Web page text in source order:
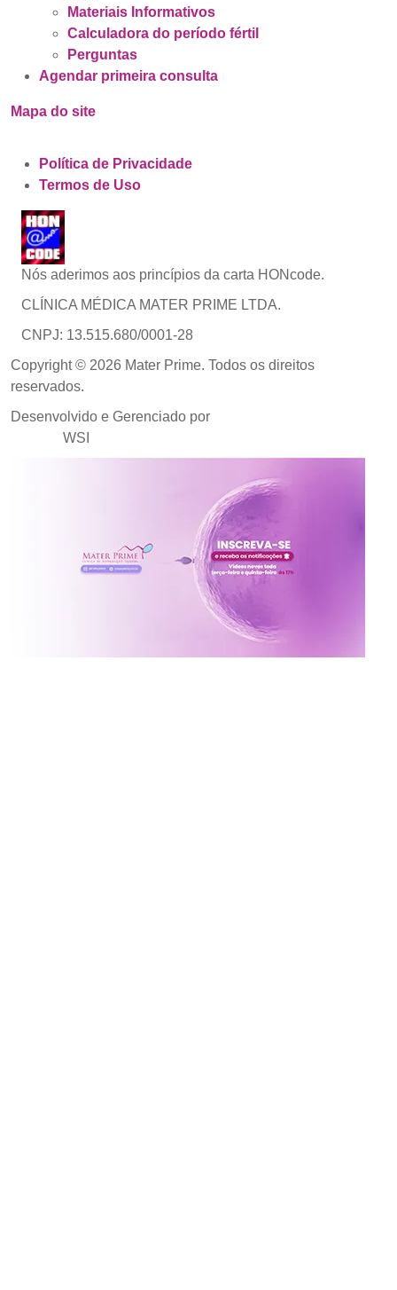
Materiais Informativos
Calculadora do período fértil
Perguntas
Agendar primeira consulta
Mapa do site
Política de Privacidade
Termos de Uso
Nós aderimos aos princípios da carta HONcode.
CLÍNICA MÉDICA MATER PRIME LTDA.
CNPJ: 13.515.680/0001-28
Copyright © 2026 Mater Prime. Todos os direitos
reservados.
Desenvolvido e Gerenciado por
WSI